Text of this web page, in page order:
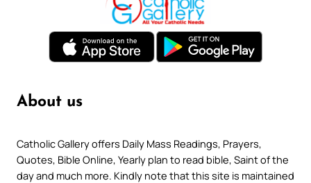
About us
Catholic Gallery offers Daily Mass Readings, Prayers,
Quotes, Bible Online, Yearly plan to read bible, Saint of the
day and much more. Kindly note that this site is maintained